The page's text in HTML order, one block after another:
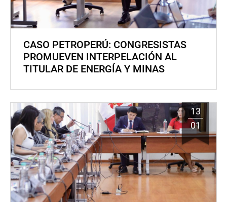
CASO PETROPERÚ: CONGRESISTAS
PROMUEVEN INTERPELACIÓN AL
TITULAR DE ENERGÍA Y MINAS
13
01